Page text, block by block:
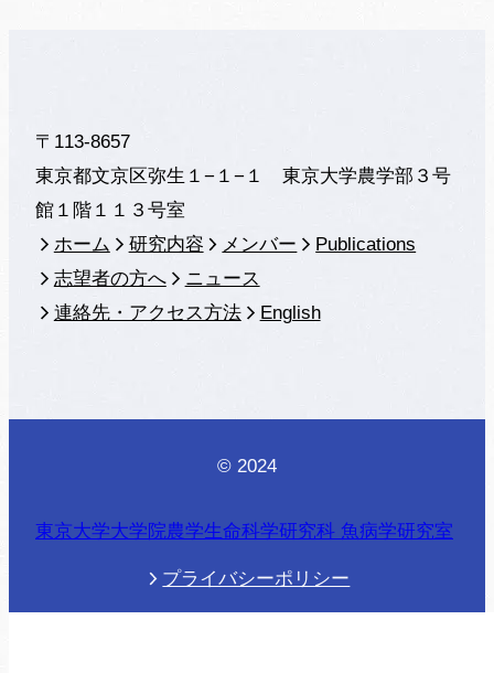
〒113-8657
東京都文京区弥生１−１−１ 東京大学農学部３号
館１階１１３号室
ホーム
研究内容 メンバー
Publications
志望者の方へ
ニュース
連絡先・アクセス方法
English
© 2024
東京大学大学院農学生命科学研究科 魚病学研究室
プライバシーポリシー